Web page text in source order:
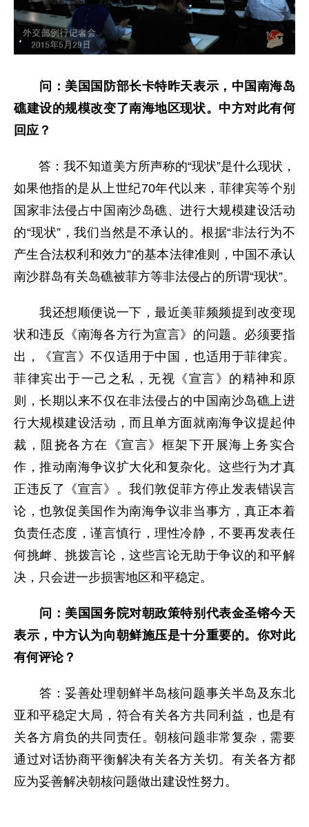
问：美国国防部长卡特昨天表示，中国南海岛
礁建设的规模改变了南海地区现状。中方对此有何
回应？
答：我不知道美方所声称的“现状”是什么现状，
如果他指的是从上世纪70年代以来，菲律宾等个别
国家非法侵占中国南沙岛礁、进行大规模建设活动
的“现状”，我们当然是不承认的。根据“非法行为不
产生合法权利和效力”的基本法律准则，中国不承认
南沙群岛有关岛礁被菲方等非法侵占的所谓“现状”。
我还想顺便说一下，最近美菲频频提到改变现
状和违反《南海各方行为宣言》的问题。必须要指
出，《宣言》不仅适用于中国，也适用于菲律宾。
菲律宾出于一己之私，无视《宣言》的精神和原
则，长期以来不仅在非法侵占的中国南沙岛礁上进
行大规模建设活动，而且单方面就南海争议提起仲
裁，阻挠各方在《宣言》框架下开展海上务实合
作，推动南海争议扩大化和复杂化。这些行为才真
正违反了《宣言》。我们敦促菲方停止发表错误言
论，也敦促美国作为南海争议非当事方，真正本着
负责任态度，谨言慎行，理性冷静，不要再发表任
何挑衅、挑拨言论，这些言论无助于争议的和平解
决，只会进一步损害地区和平稳定。
问：美国国务院对朝政策特别代表金圣镕今天
表示，中方认为向朝鲜施压是十分重要的。你对此
有何评论？
答：妥善处理朝鲜半岛核问题事关半岛及东北
亚和平稳定大局，符合有关各方共同利益，也是有
关各方肩负的共同责任。朝核问题非常复杂，需要
通过对话协商平衡解决有关各方关切。有关各方都
应为妥善解决朝核问题做出建设性努力。